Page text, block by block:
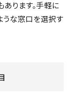
ります。手軽に
うな窓口を選択す